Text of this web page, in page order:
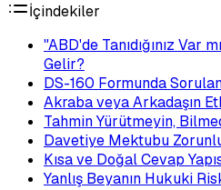
İçindekiler
"ABD'de Tanıdığınız Var
Gelir?
DS-160 Formunda
Akraba veya Arkadaşın
Tahmin Yürütmeyin,
Davetiye Mektubu
Kısa ve Doğal Cevap
Yanlış Beyanın Hukuki